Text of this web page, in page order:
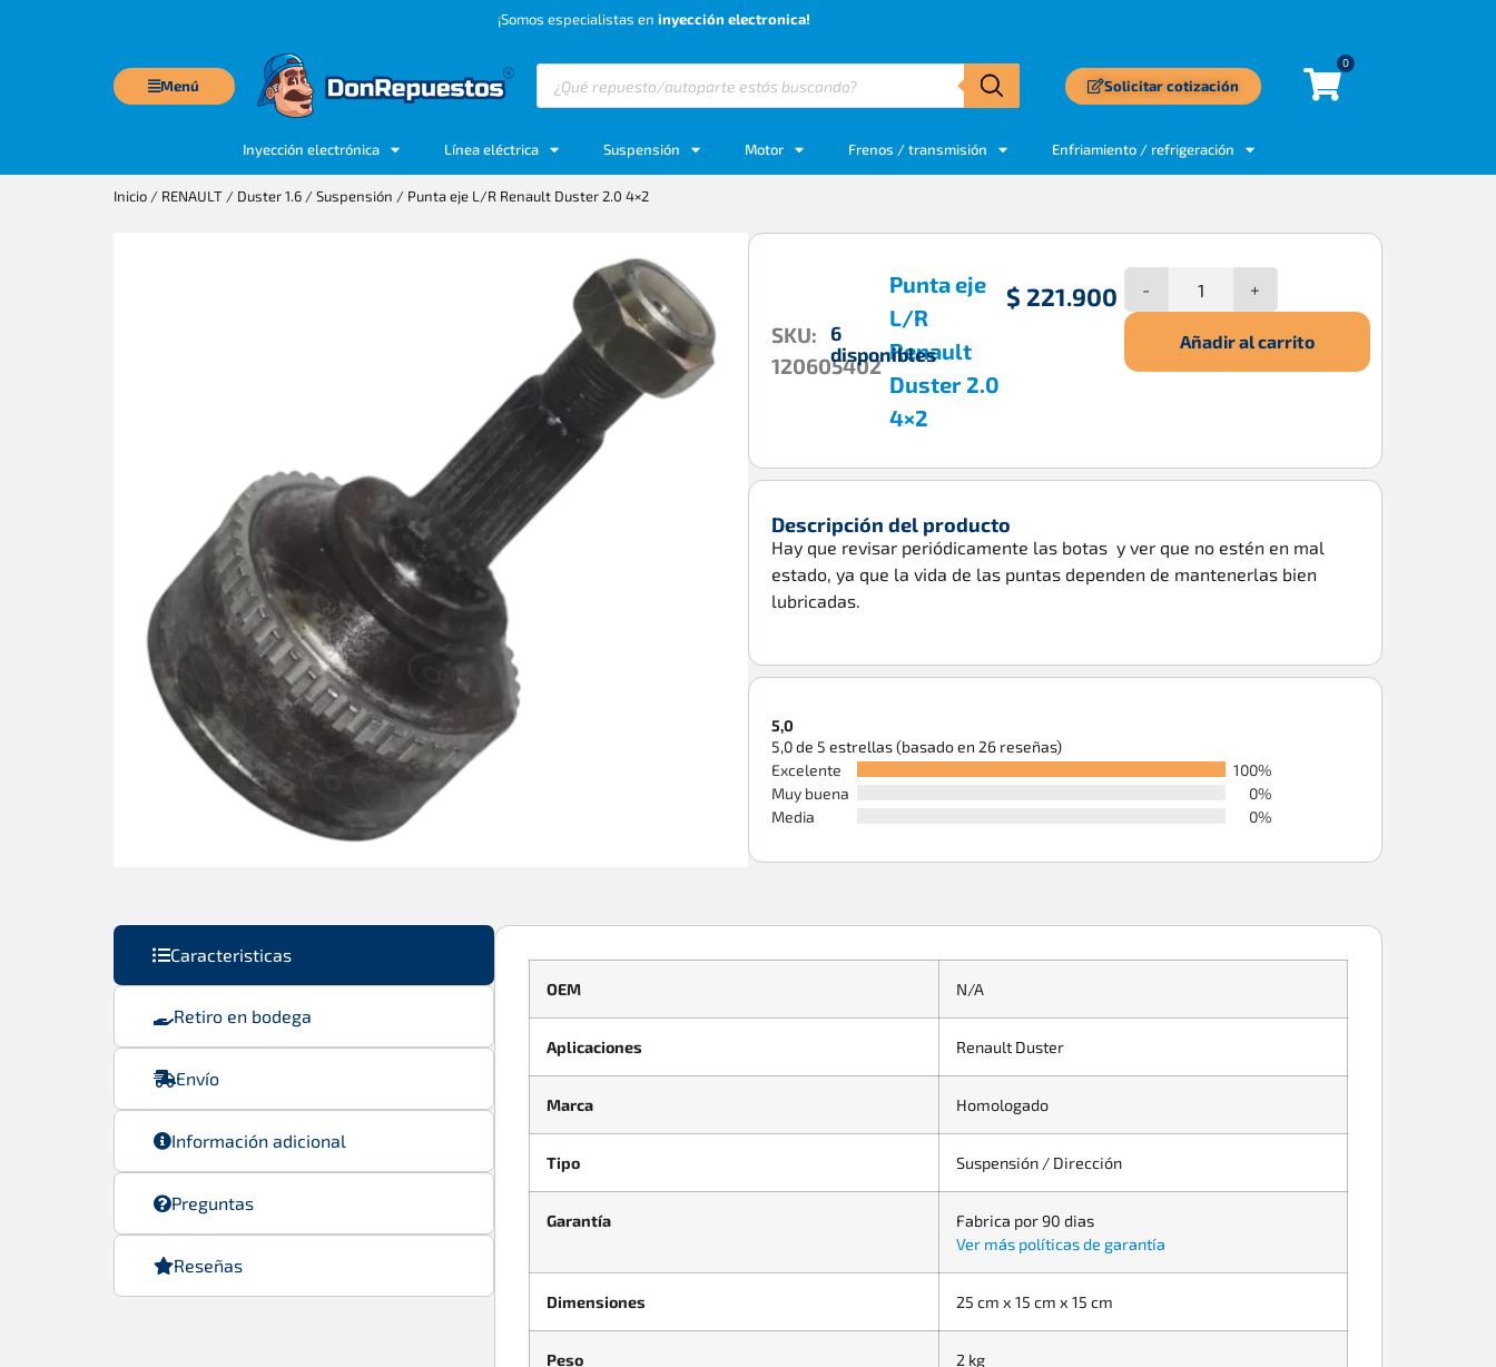
¡Somos especialistas en inyección electronica!
Menú Solicitar cotización
0
Inyección electrónica Línea eléctrica Suspensión Motor Frenos / transmisión Enfriamiento / refrigeración
Inicio / RENAULT / Duster 1.6 /Suspensión / Punta eje L/R Renault Duster 2.0 4×2
Punta eje
L/R
Renault
Duster 2.0
4×2
$ 221.900
SKU:
120605402
6
disponibles
- +
Añadir al carrito
Descripción del producto
Hay que revisar periódicamente las botas y ver que no estén en mal
estado, ya que la vida de las puntas dependen de mantenerlas bien
lubricadas.
5,0
5,0 de 5 estrellas (basado en 26 reseñas)
Excelente
100%
Muy buena
0%
Media
0%
Caracteristicas
Retiro en bodega
Envío
Información adicional
Preguntas
Reseñas
OEM N/A
Aplicaciones Renault Duster
Marca Homologado
Tipo Suspensión / Dirección
Garantía
Fabrica por 90 dias
Ver más políticas de garantía
Dimensiones 25 cm x 15 cm x 15 cm
Peso 2 kg